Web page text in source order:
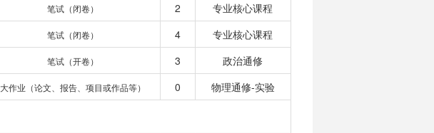
笔试（闭卷） 2
专业核心课程
笔试（闭卷） 4
专业核心课程
笔试（开卷） 3
政治通修
大作业（论文、报告、项目或作品等） 0 物理通修-实验